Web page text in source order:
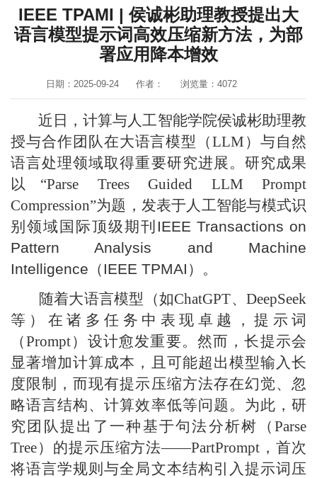
IEEE TPAMI | 侯诚彬助理教授提出大
语言模型提示词高效压缩新方法，为部
署应用降本增效
日期：2025-09-24 作者： 浏览量： 4072
近日，计算与人工智能学院侯诚彬助理教
授与合作团队在大语言模型（LLM）与自然
语言处理领域取得重要研究进展。研究成果
以“Parse Trees Guided LLM Prompt
Compression”为题，发表于人工智能与模式识
别领域国际顶级期刊 IEEE Transactions on
Pattern Analysis and Machine
Intelligence（IEEE TPMAI） 。
随着大语言模型（如ChatGPT、DeepSeek
等）在诸多任务中表现卓越，提示词
（Prompt）设计愈发重要。然而，长提示会
显著增加计算成本，且可能超出模型输入长
度限制，而现有提示压缩方法存在幻觉、忽
略语言结构、计算效率低等问题。为此，研
究团队提出了一种基于句法分析树（Parse
Tree）的提示压缩方法——PartPrompt，首次
将语言学规则与全局文本结构引入提示词压